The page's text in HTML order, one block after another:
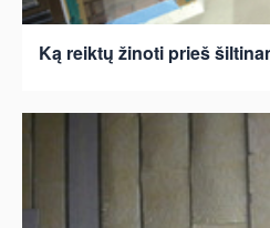
Ką reiktų žinoti prieš